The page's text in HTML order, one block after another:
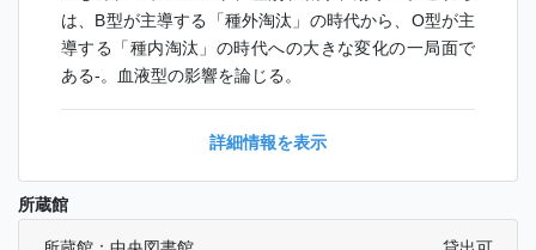
は、B型が主導する「種外淘汰」の時代から、O型が主
導する「種内淘汰」の時代への大きな変化の一局面で
ある-。血液型の影響を論じる。
詳細情報を表示
所蔵館